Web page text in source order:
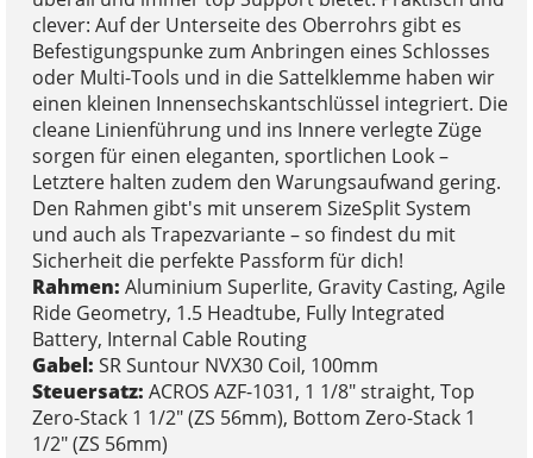
clever: Auf der Unterseite des Oberrohrs gibt es
Befestigungspunke zum Anbringen eines Schlosses
oder Multi-Tools und in die Sattelklemme haben wir
einen kleinen Innensechskantschlüssel integriert. Die
cleane Linienführung und ins Innere verlegte Züge
sorgen für einen eleganten, sportlichen Look –
Letztere halten zudem den Warungsaufwand gering.
Den Rahmen gibt's mit unserem SizeSplit System
und auch als Trapezvariante – so findest du mit
Sicherheit die perfekte Passform für dich!
Rahmen: Aluminium Superlite, Gravity Casting, Agile
Ride Geometry, 1.5 Headtube, Fully Integrated
Battery, Internal Cable Routing
Gabel: SR Suntour NVX30 Coil, 100mm
Steuersatz: ACROS AZF-1031, 1 1/8" straight, Top
Zero-Stack 1 1/2" (ZS 56mm), Bottom Zero-Stack 1
1/2" (ZS 56mm)